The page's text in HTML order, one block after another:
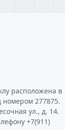
расположена в
номером 277875.
ул., д. 14.
+7(911)